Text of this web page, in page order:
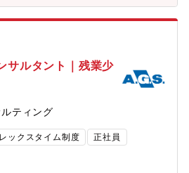
ジネス・サービス・テーマ】〇ヘルス
ィングの事業内容については以下もご
industry/healthcare_social/
営層の方々のブレーンとして、経営
ションするのみならず、実際の企業組
かの作戦を立てたり、試行錯誤の過
ロジェクトなどでは、資本市場や競合
ダイナミックな仕事に関わる機会が
チームには、国内外のコンサルタント
々な関係者が参画するので、各分野の
働き方はプロジェクトベースであり、
ームを組成し、One Accentureとして
す。そのため、入社後はご自身の志
て、業界・テーマ・ソリューション
を描くことが可能です。■ファンクショ
の部門別チーム）事業戦略・経営管
ケティング、ロジスティクス・サプラ
変革を推進するグループです。業界
経験でき、コンサルタントとしてのベ
きます。■インダストリーコンサルティ
のスペシャリストとして、コンサルテ
す。世界各国において、お客様が業界
サルタント｜残業少
ティング
ックスタイム制度
正社員